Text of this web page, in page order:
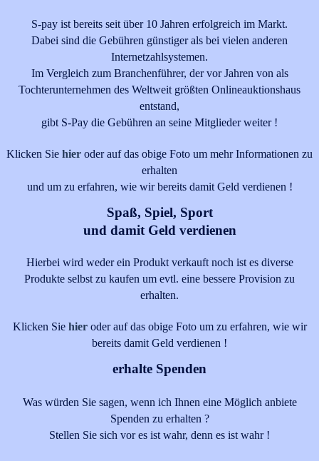
S-pay ist bereits seit über 10 Jahren erfolgreich im Markt.
Dabei sind die Gebühren günstiger als bei vielen anderen
Internetzahlsystemen.
Im Vergleich zum Branchenführer, der vor Jahren von als
Tochterunternehmen des Weltweit größten Onlineauktionshaus
entstand,
gibt S-Pay die Gebühren an seine Mitglieder weiter !
Klicken Sie hier oder auf das obige Foto um mehr Informationen zu
erhalten
und um zu erfahren, wie wir bereits damit Geld verdienen !
Spaß, Spiel, Sport
und damit Geld verdienen
Hierbei wird weder ein Produkt verkauft noch ist es diverse
Produkte selbst zu kaufen um evtl. eine bessere Provision zu
erhalten.
Klicken Sie hieroder auf das obige Foto um zu erfahren, wie wir
bereits damit Geld verdienen !
erhalte Spenden
Was würden Sie sagen, wenn ich Ihnen eine Möglich anbiete
Spenden zu erhalten ?
Stellen Sie sich vor es ist wahr, denn es ist wahr !